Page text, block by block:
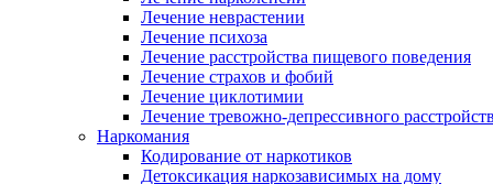
Лечение неврастении
Лечение психоза
Лечение расстройства пищевого поведения
Лечение страхов и фобий
Лечение циклотимии
Лечение тревожно-депрессивного
Наркомания
Кодирование от наркотиков
Детоксикация наркозависимых на дому